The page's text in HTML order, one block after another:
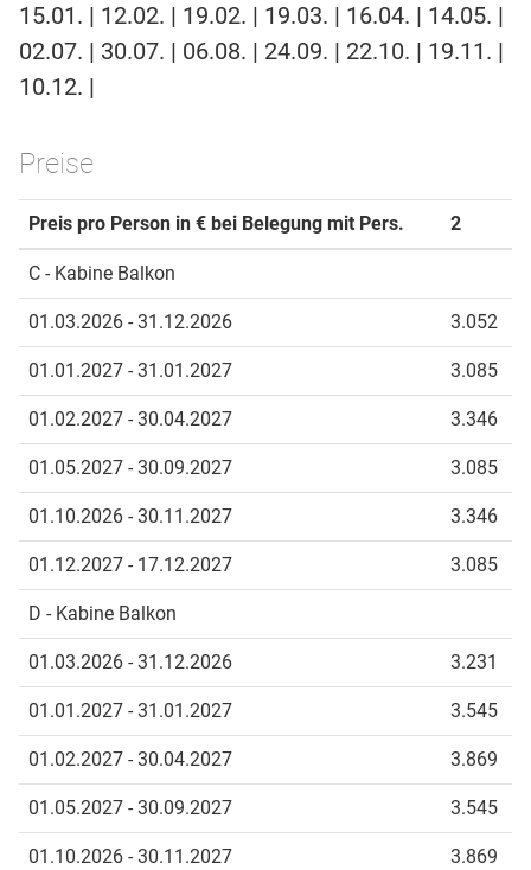
15.01. | 12.02. | 19.02. | 19.03. | 16.04. | 14.05. |
02.07. | 30.07. | 06.08. | 24.09. | 22.10. | 19.11. |
10.12. |
Preise
Preis pro Person in € bei Belegung mit Pers. 2
C - Kabine Balkon
01.03.2026 - 31.12.2026 3.052
01.01.2027 - 31.01.2027 3.085
01.02.2027 - 30.04.2027 3.346
01.05.2027 - 30.09.2027 3.085
01.10.2026 - 30.11.2027 3.346
01.12.2027 - 17.12.2027 3.085
D - Kabine Balkon
01.03.2026 - 31.12.2026 3.231
01.01.2027 - 31.01.2027 3.545
01.02.2027 - 30.04.2027 3.869
01.05.2027 - 30.09.2027 3.545
01.10.2026 - 30.11.2027 3.869